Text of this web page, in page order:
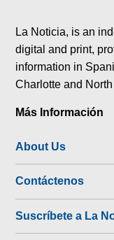
La Noticia, is an
digital and print,
information in
Charlotte and
Más Información
About Us
Contáctenos
Suscríbete a La